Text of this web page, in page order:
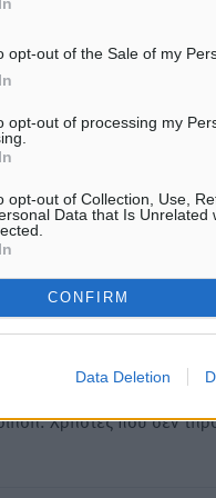
opt-out of the Sale of my
opt-out of processing my
opt-out of Collection, Use,
Data that Is Unrelated
CONFIRM
Data Deletion
ευρώ
· 18:10
Η Δημοκρατική δεν
όποια σχόλια θεωρούμε
Χρήστες που δεν